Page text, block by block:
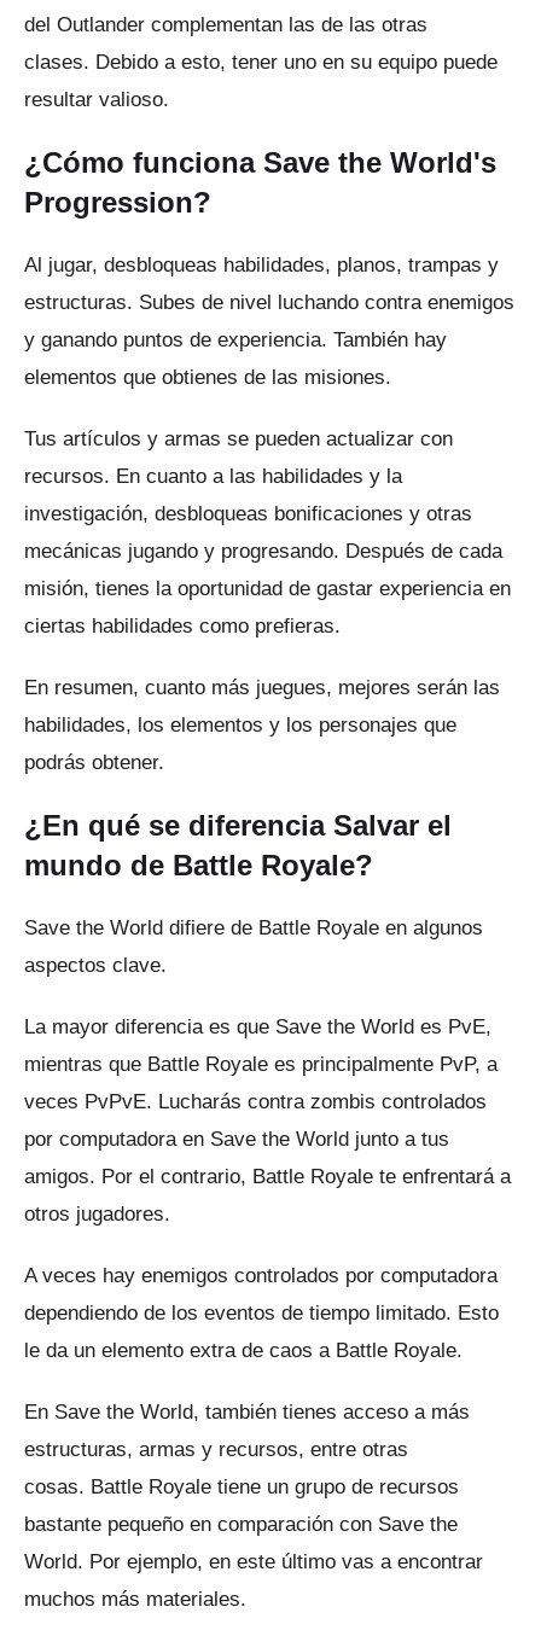
del Outlander complementan las de las otras
clases. Debido a esto, tener uno en su equipo puede
resultar valioso.
¿Cómo funciona Save the World's
Progression?
Al jugar, desbloqueas habilidades, planos, trampas y
estructuras. Subes de nivel luchando contra enemigos
y ganando puntos de experiencia. También hay
elementos que obtienes de las misiones.
Tus artículos y armas se pueden actualizar con
recursos. En cuanto a las habilidades y la
investigación, desbloqueas bonificaciones y otras
mecánicas jugando y progresando. Después de cada
misión, tienes la oportunidad de gastar experiencia en
ciertas habilidades como prefieras.
En resumen, cuanto más juegues, mejores serán las
habilidades, los elementos y los personajes que
podrás obtener.
¿En qué se diferencia Salvar el
mundo de Battle Royale?
Save the World difiere de Battle Royale en algunos
aspectos clave.
La mayor diferencia es que Save the World es PvE,
mientras que Battle Royale es principalmente PvP, a
veces PvPvE. Lucharás contra zombis controlados
por computadora en Save the World junto a tus
amigos. Por el contrario, Battle Royale te enfrentará a
otros jugadores.
A veces hay enemigos controlados por computadora
dependiendo de los eventos de tiempo limitado. Esto
le da un elemento extra de caos a Battle Royale.
En Save the World, también tienes acceso a más
estructuras, armas y recursos, entre otras
cosas. Battle Royale tiene un grupo de recursos
bastante pequeño en comparación con Save the
World. Por ejemplo, en este último vas a encontrar
muchos más materiales.